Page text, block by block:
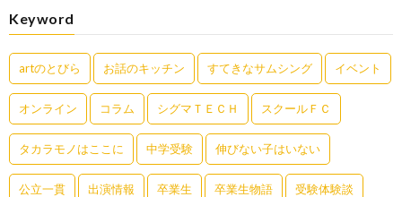
Keyword
artのとびら お話のキッチン すてきなサムシング イベント
オンライン コラム シグマＴＥＣＨ スクールＦＣ
タカラモノはここに 中学受験 伸びない子はいない
公立一貫 出演情報 卒業生 卒業生物語 受験体験談